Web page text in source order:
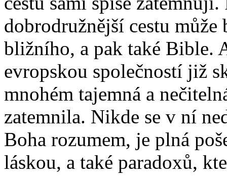
dobrodružnější cestu
bližního, a pak také Bible.
evropskou společností již
mnohém tajemná a
zatemnila. Nikde se v ní
Boha rozumem, je plná
láskou, a také paradoxů,